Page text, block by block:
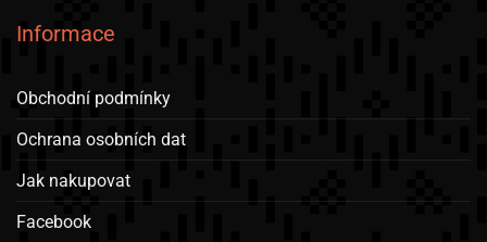
Informace
Obchodní podmínky
Ochrana osobních dat
Jak nakupovat
Facebook